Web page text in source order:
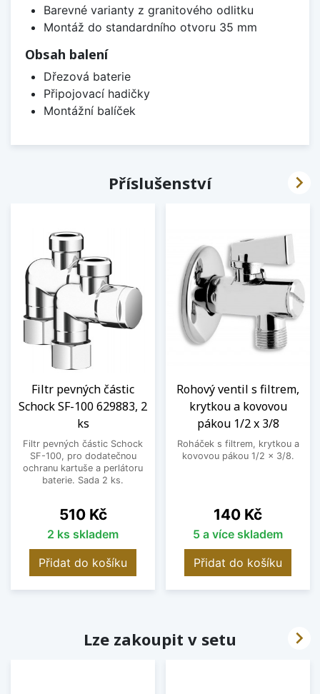
Barevné varianty z granitového odlitku
Montáž do standardního otvoru 35 mm
Obsah balení
Dřezová baterie
Připojovací hadičky
Montážní balíček
Příslušenství
Filtr pevných částic
Schock SF-100 629883, 2
ks
Filtr pevných částic Schock
SF-100, pro dodatečnou
ochranu kartuše a perlátoru
baterie. Sada 2 ks.
Cena
510 Kč
2 ks skladem
Přidat do košíku
Rohový ventil s filtrem,
krytkou a kovovou
pákou 1/2 x 3/8
Roháček s filtrem, krytkou a
kovovou pákou 1/2 x 3/8.
Cena
140 Kč
5 a více skladem
Přidat do košíku

Lze zakoupit v setu 